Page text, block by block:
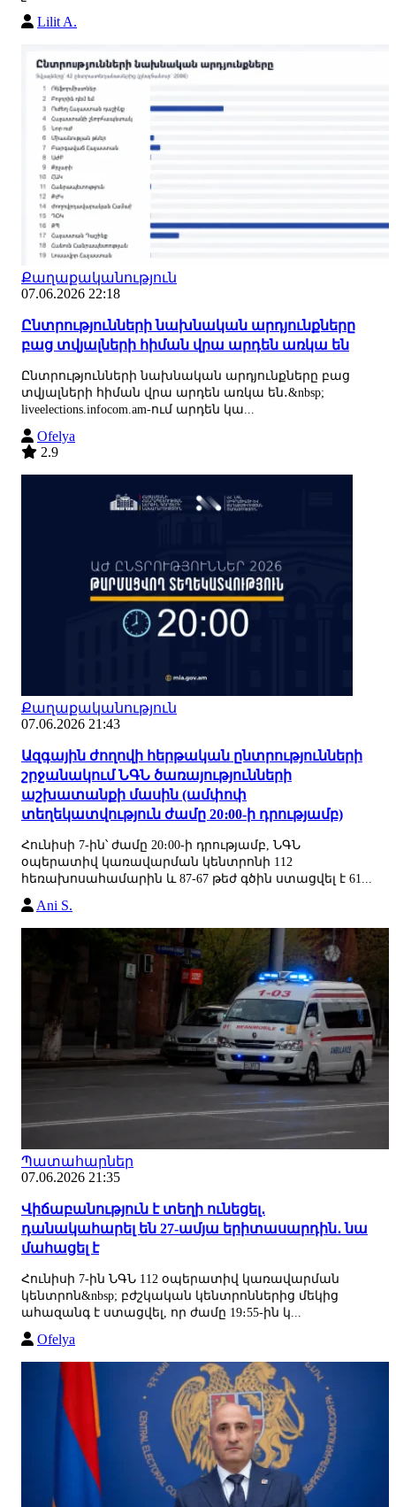
Lilit A.
Քաղաքականություն
07.06.2026 22:18
Ընտրությունների նախնական արդյունքները
բաց տվյալների հիման վրա արդեն առկա են
Ընտրությունների նախնական արդյունքները բաց
տվյալների հիման վրա արդեն առկա են․&nbsp;
liveelections.infocom.am-ում արդեն կա...
Ofelya
2.9
Քաղաքականություն
07.06.2026 21:43
Ազգային ժողովի հերթական ընտրությունների
շրջանակում ՆԳՆ ծառայությունների
աշխատանքի մասին (ամփոփ
տեղեկատվություն ժամը 20։00-ի դրությամբ)
Հունիսի 7-ին՝ ժամը 20։00-ի դրությամբ, ՆԳՆ
օպերատիվ կառավարման կենտրոնի 112
հեռախոսահամարին և 87-67 թեժ գծին ստացվել է 61...
Ani S.
Պատահարներ
07.06.2026 21:35
Վիճաբանություն է տեղի ունեցել․
դանակահարել են 27-ամյա երիտասարդին․ նա
մահացել է
Հունիսի 7-ին ՆԳՆ 112 օպերատիվ կառավարման
կենտրոն&nbsp; բժշկական կենտրոններից մեկից
ահազանգ է ստացվել, որ ժամը 19։55-ին կ...
Ofelya